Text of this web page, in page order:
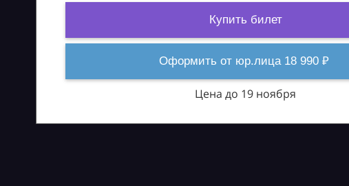
Купить билет
Оформить от юр.лица 18 990 ₽
Цена до 19 ноября